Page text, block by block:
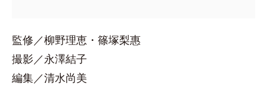
監修／柳野理恵・篠塚梨惠
撮影／永澤結子
編集／清水尚美